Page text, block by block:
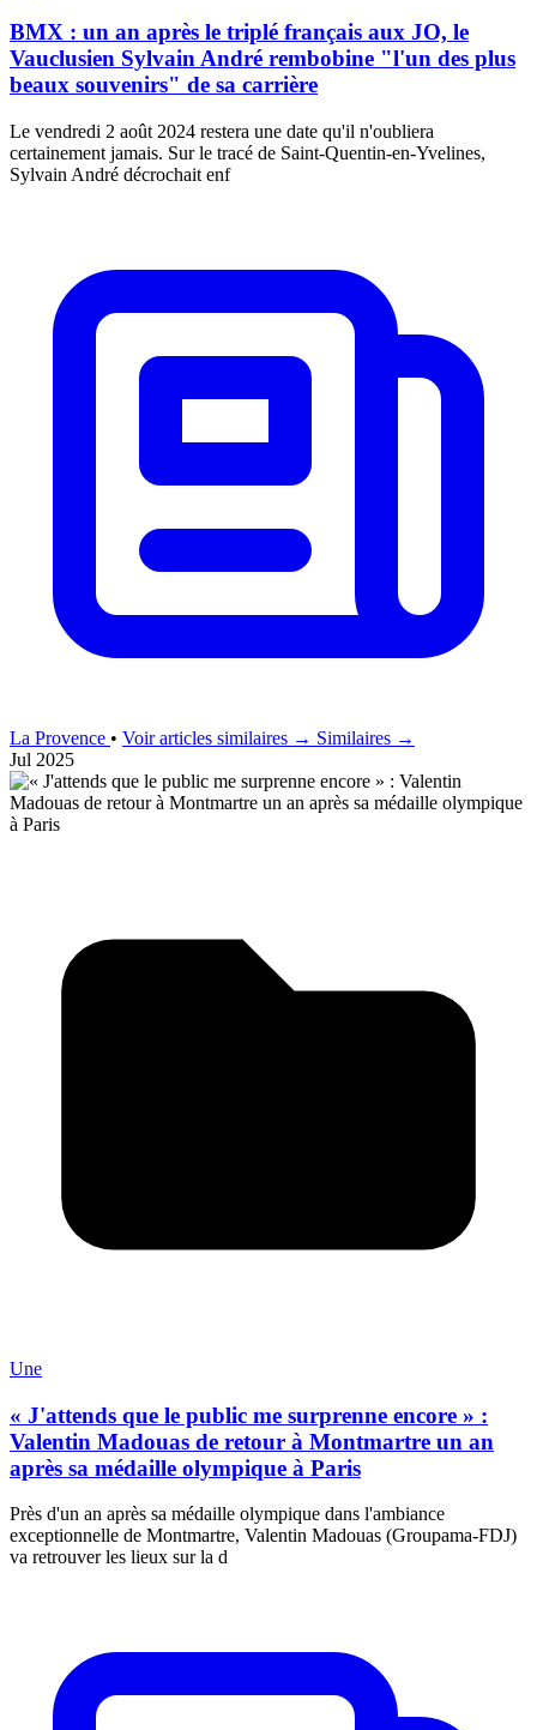
BMX : un an après le triplé français aux JO, le
Vauclusien Sylvain André rembobine "l'un des plus
beaux souvenirs" de sa carrière
Le vendredi 2 août 2024 restera une date qu'il n'oubliera
certainement jamais. Sur le tracé de Saint-Quentin-en-Yvelines,
Sylvain André décrochait enf
La Provence • Voir articles similaires → Similaires →
Jul 2025
Une
« J'attends que le public me surprenne encore » :
Valentin Madouas de retour à Montmartre un an
après sa médaille olympique à Paris
Près d'un an après sa médaille olympique dans l'ambiance
exceptionnelle de Montmartre, Valentin Madouas (Groupama-FDJ)
va retrouver les lieux sur la d